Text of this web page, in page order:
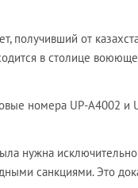
получивший от
в столице
номера UP-A4002 и
нужна
санкциями. Это